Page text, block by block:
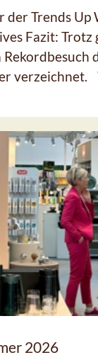
der Trends Up
Fazit:
verzeichnet.
2026